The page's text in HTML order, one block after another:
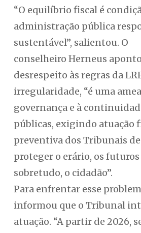
“O equilíbrio fiscal é
administração pública
sustentável”, salientou. O
conselheiro Herneus
desrespeito às regras da
irregularidade, “é uma
governança e à
públicas, exigindo atuação
preventiva dos Tribunais
proteger o erário, os futuros
sobretudo, o cidadão”.
Para enfrentar esse
informou que o Tribunal
atuação. “A partir de 2026,